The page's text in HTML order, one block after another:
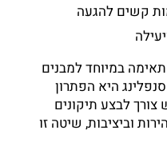
קשים להגעה
במיוחד למבנים
היא הפתרון
לבצע תיקונים
וביציבות, שיטה זו